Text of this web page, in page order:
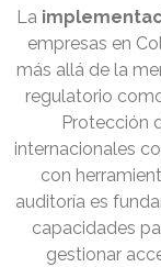
La
empresas en
más allá de la
regulatorio
Protección
internacionales
con
auditoría es
capacidades
gestionar